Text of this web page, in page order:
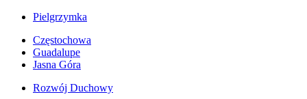
Pielgrzymka
Częstochowa
Guadalupe
Jasna Góra
Rozwój Duchowy